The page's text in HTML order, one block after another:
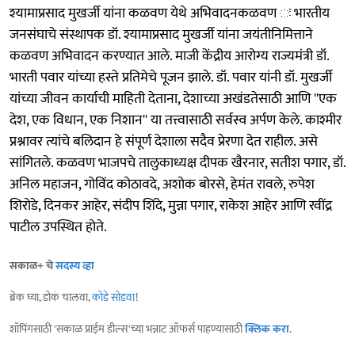
​​ श्यामाप्रसाद मुखर्जी यांना कळवण येथे अभिवादन ​कळवण ः भारतीय
जनसंघाचे संस्थापक डॉ. श्यामाप्रसाद मुखर्जी यांना जयंतीनिमित्ताने
कळवण अभिवादन करण्यात आले. माजी केंद्रीय आरोग्य राज्यमंत्री डॉ.
भारती पवार यांच्या हस्ते प्रतिमेचे पूजन झाले. डॉ. पवार यांनी डॉ. मुखर्जी
यांच्या जीवन कार्याची माहिती देताना, देशाच्या अखंडतेसाठी आणि ''एक
देश, एक विधान, एक निशान'' या तत्त्वासाठी सर्वस्व अर्पण केले. काश्मीर
प्रश्नावर त्यांचे बलिदान हे संपूर्ण देशाला सदैव प्रेरणा देत राहील. असे
सांगितले. कळवण भाजपचे तालुकाध्यक्ष दीपक खैरनार, सतीश पगार, डॉ.
अनिल महाजन, गोविंद कोठावदे, अशोक बोरसे, हेमंत रावले, रुपेश
शिरोडे, दिनकर आहेर, संदीप शिंदे, मुन्ना पगार, राकेश आहेर आणि रवींद्र
पाटील उपस्थित होते.
सकाळ+ चेसदस्य व्हा
ब्रेक घ्या, डोकं चालवा,कोडे सोडवा!
शॉपिंगसाठी 'सकाळ प्राईम डील्स'च्या भन्नाट ऑफर्स पाहण्यासाठीक्लिक करा.